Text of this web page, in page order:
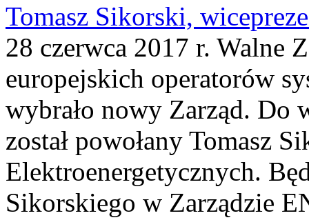
Tomasz Sikorski,
28 czerwca 2017 r. Walne
europejskich operatorów
wybrało nowy Zarząd. Do
został powołany Tomasz
Elektroenergetycznych.
Sikorskiego w Zarządzie